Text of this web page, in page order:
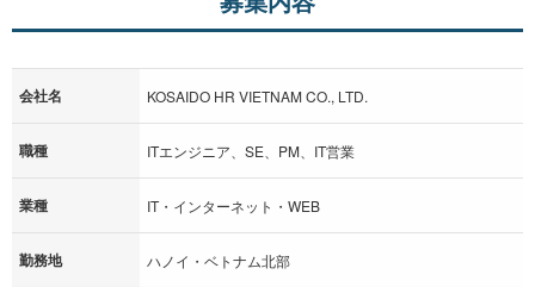
会社名 KOSAIDO HR VIETNAM CO., LTD.
職種 ITエンジニア、SE、PM、IT営業
業種 IT・インターネット・WEB
勤務地 ハノイ・ベトナム北部